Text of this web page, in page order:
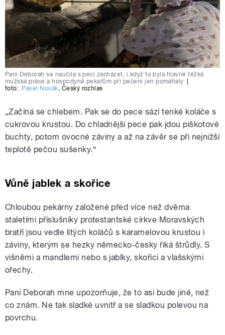
Paní Deborah se naučila s pecí zacházet, i když to byla hlavně těžká
mužská práce a hospodyně pekařům při pečení jen pomáhaly
foto: Pavel Novák, Český rozhlas
„Začíná se chlebem. Pak se do pece sází tenké koláče s
cukrovou krustou. Do chladnější pece pak jdou piškotové
buchty, potom ovocné záviny a až na závěr se při nejnižší
teplotě pečou sušenky.“
Vůně jablek a skořice
Chloubou pekárny založené před více než dvěma
staletími příslušníky protestantské církve Moravských
bratří jsou vedle litých koláčů s karamelovou krustou i
záviny, kterým se hezky německo-česky říká štrůdly. S
višněmi a mandlemi nebo s jablky, skořicí a vlašskými
ořechy.
Paní Deborah mne upozorňuje, že to asi bude jiné, než
co znám. Ne tak sladké uvnitř a se sladkou polevou na
povrchu.